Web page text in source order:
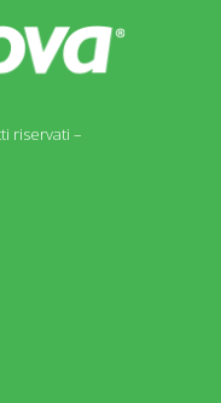
riservati –